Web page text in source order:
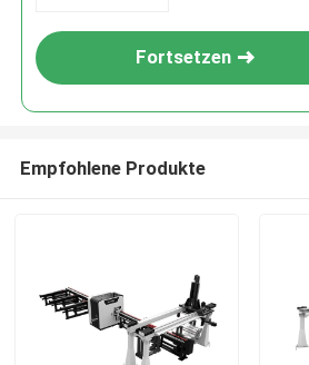
Fortsetzen
Empfohlene Produkte